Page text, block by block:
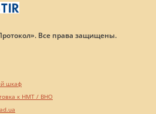
Все права защищены.
шкаф
к НМТ / ВНО